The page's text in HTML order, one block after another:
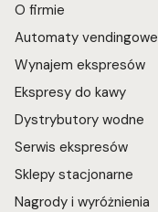
O firmie
Automaty vendingowe
Wynajem ekspresów
Ekspresy do kawy
Dystrybutory wodne
Serwis ekspresów
Sklepy stacjonarne
Nagrody i wyróżnienia